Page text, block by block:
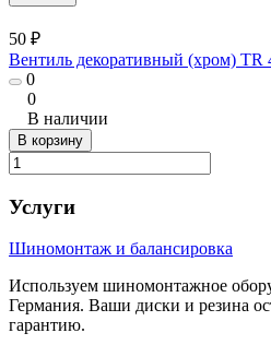
50 ₽
Вентиль декоративный (хром) TR
0
0
В наличии
В корзину
Услуги
Шиномонтаж и балансировка
Используем шиномонтажное
Германия. Ваши диски и резина
гарантию.